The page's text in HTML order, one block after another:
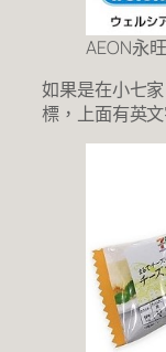
AEON永
如果是在小七
標，上面有英